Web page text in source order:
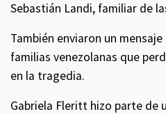
Sebastián Landi, familiar de
También enviaron un
familias venezolanas que
en la tragedia.
Gabriela Fleritt hizo parte de